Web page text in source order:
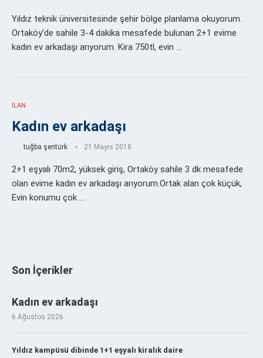
Yıldız teknik üniversitesinde şehir bölge planlama okuyorum.
Ortaköy’de sahile 3-4 dakika mesafede bulunan 2+1 evime
kadın ev arkadaşı arıyorum. Kira 750tl, evin …
İLAN
Kadın ev arkadaşı
tuğba şentürk 21 Mayıs 2018
2+1 eşyalı 70m2, yüksek giriş, Ortaköy sahile 3 dk mesafede
olan evime kadın ev arkadaşı arıyorum.Ortak alan çok küçük,
Evin konumu çok …
Son İçerikler
Kadın ev arkadaşı
6 Ağustos 2026
Yıldız kampüsü dibinde 1+1 eşyalı kiralık daire